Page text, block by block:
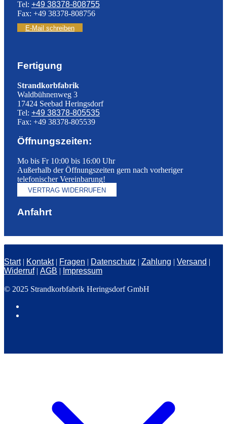
Tel: +49 38378-808755
Fax: +49 38378-808756
E-Mail schreiben
Fertigung
Strandkorbfabrik
Waldbühnenweg 3
17424 Seebad Heringsdorf
Tel: +49 38378-805535
Fax: +49 38378-805539
Öffnungszeiten:
Mo bis Fr 10:00 bis 16:00 Uhr
Außerhalb der Öffnungszeiten gern nach vorheriger
telefonischer Vereinbarung!
VERTRAG WIDERRUFEN
Anfahrt
Start| Kontakt| Fragen | Datenschutz | Zahlung | Versand |
Widerruf| AGB | Impressum
© 2025 Strandkorbfabrik Heringsdorf GmbH